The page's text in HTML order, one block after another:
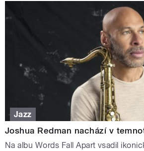
Jazz
Joshua Redman nachází v
Na albu Words Fall Apart vsadil